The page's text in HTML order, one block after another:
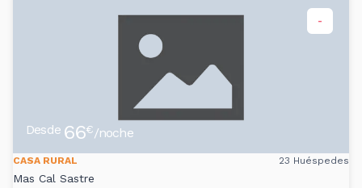
-
Desde 66€/noche
CASA RURAL 23 Huéspedes
Mas Cal Sastre